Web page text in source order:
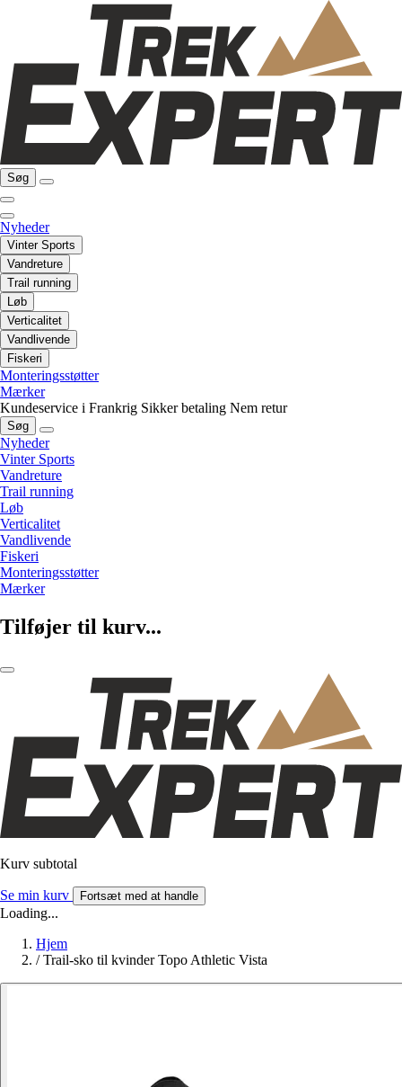
Søg
Nyheder
Vinter Sports
Vandreture
Trail running
Løb
Verticalitet
Vandlivende
Fiskeri
Monteringsstøtter
Mærker
Kundeservice i Frankrig Sikker betaling Nem retur
Søg
Nyheder
Vinter Sports
Vandreture
Trail running
Løb
Verticalitet
Vandlivende
Fiskeri
Monteringsstøtter
Mærker
Tilføjer til kurv...
Kurv subtotal
Se min kurv Fortsæt med at handle
Loading...
Hjem
/ Trail-sko til kvinder Topo Athletic Vista